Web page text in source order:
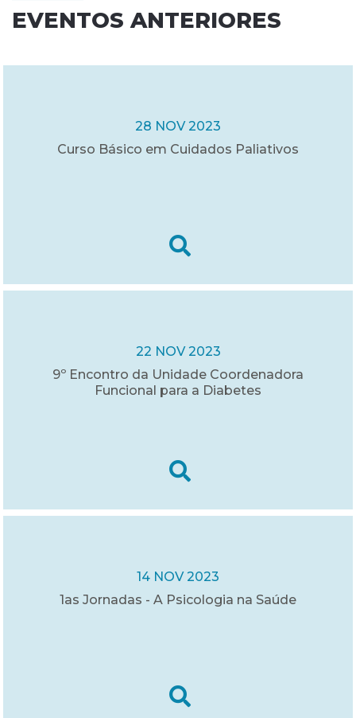
EVENTOS ANTERIORES
28 NOV 2023
Curso Básico em Cuidados Paliativos
22 NOV 2023
9º Encontro da Unidade Coordenadora
Funcional para a Diabetes
14 NOV 2023
1as Jornadas - A Psicologia na Saúde